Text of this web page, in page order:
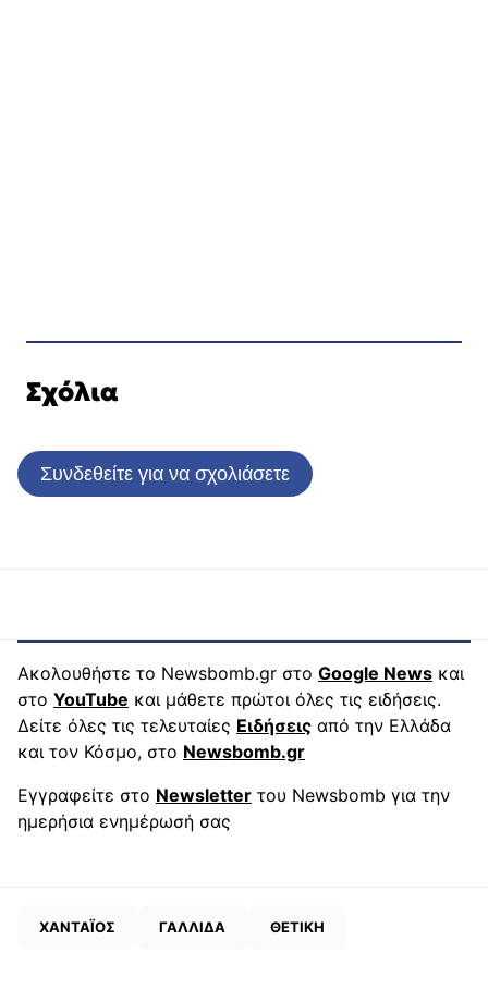
Σχόλια
Συνδεθείτε για να σχολιάσετε
Ακολουθήστε το Newsbomb.gr στο Google News και
στο YouTube και μάθετε πρώτοι όλες τις ειδήσεις.
Δείτε όλες τις τελευταίες Ειδήσεις από την Ελλάδα
και τον Κόσμο, στο Newsbomb.gr
Εγγραφείτε στο Newsletter του Newsbomb για την
ημερήσια ενημέρωσή σας
ΧΑΝΤΑΪΟΣ ΓΑΛΛΙΔΑ ΘΕΤΙΚΗ